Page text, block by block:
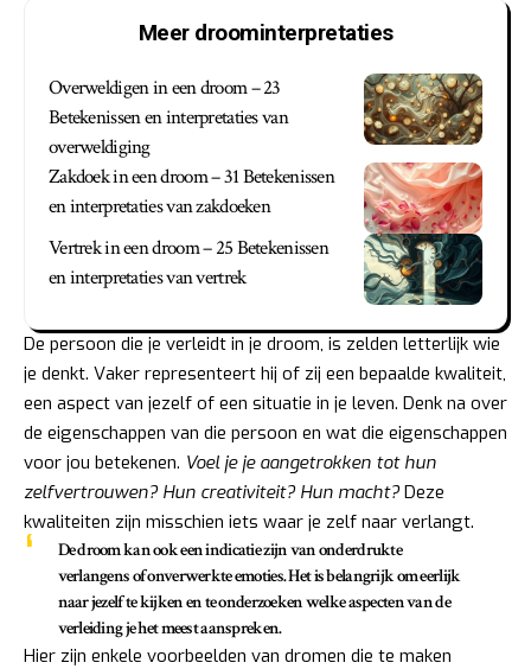
Meer droominterpretaties
Overweldigen in een droom – 23
Betekenissen en interpretaties van
overweldiging
Zakdoek in een droom – 31 Betekenissen
en interpretaties van zakdoeken
Vertrek in een droom – 25 Betekenissen
en interpretaties van vertrek
De persoon die je verleidt in je droom, is zelden letterlijk wie
je denkt. Vaker representeert hij of zij een bepaalde kwaliteit,
een aspect van jezelf of een situatie in je leven. Denk na over
de eigenschappen van die persoon en wat die eigenschappen
voor jou betekenen. Voel je je aangetrokken tot hun
zelfvertrouwen? Hun creativiteit? Hun macht?Deze
kwaliteiten zijn misschien iets waar je zelf naar verlangt.
De droom kan ook een indicatie zijn van onderdrukte
verlangens of onverwerkte emoties. Het is belangrijk om eerlijk
naar jezelf te kijken en te onderzoeken welke aspecten van de
verleiding je het meest aanspreken.
Hier zijn enkele voorbeelden van dromen die te maken